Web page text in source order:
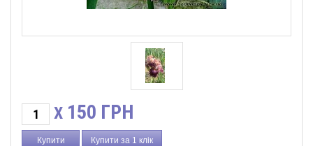
X 150 ГРН
Купити за 1 клік